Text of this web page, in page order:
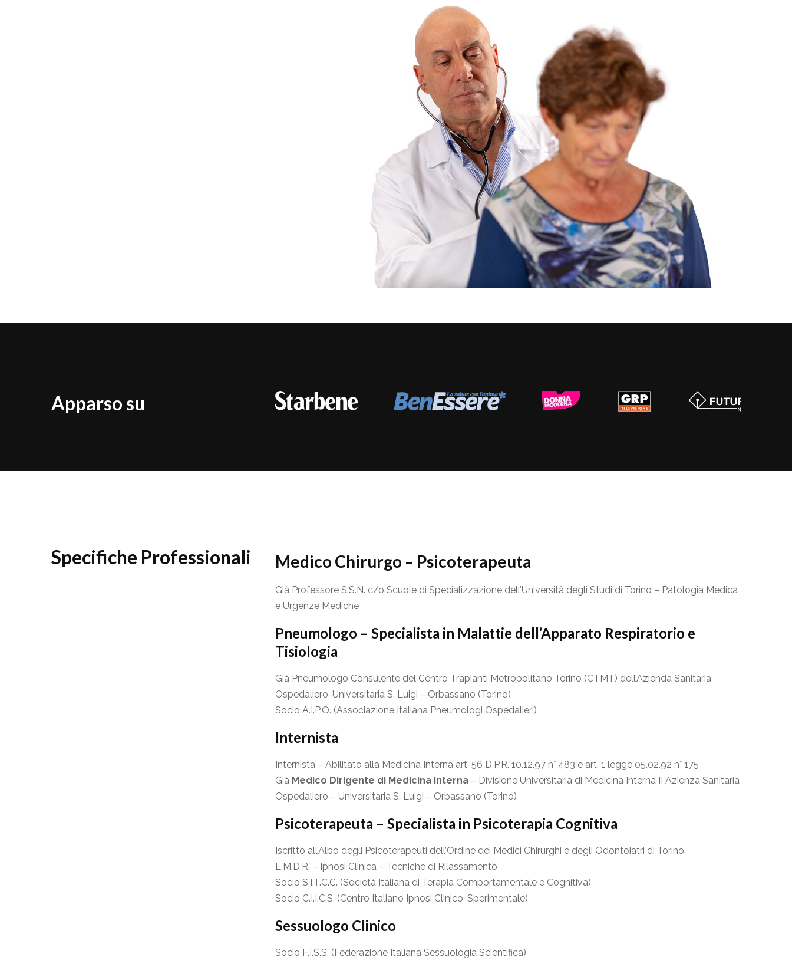
Apparso su
Medico Chirurgo – Psicoterapeuta
Già Professore S.S.N. c/o Scuole di Specializzazione dell’Università degli Studi di Torino – Patologia Medica
e Urgenze Mediche
Pneumologo – Specialista in Malattie dell’Apparato Respiratorio e
Tisiologia
Già Pneumologo Consulente del Centro Trapianti Metropolitano Torino (CTMT) dell’Azienda Sanitaria
Ospedaliero-Universitaria S. Luigi – Orbassano (Torino)
Socio A.I.P.O. (Associazione Italiana Pneumologi Ospedalieri)
Internista
Internista – Abilitato alla Medicina Interna art. 56 D.P.R. 10.12.97 n° 483 e art. 1 legge 05.02.92 n° 175
Già Medico Dirigente di Medicina Interna – Divisione Universitaria di Medicina Interna II Azienza Sanitaria
Ospedaliero – Universitaria S. Luigi – Orbassano (Torino)
Psicoterapeuta – Specialista in Psicoterapia Cognitiva
Iscritto all’Albo degli Psicoterapeuti dell’Ordine dei Medici Chirurghi e degli Odontoiatri di Torino
E.M.D.R. – Ipnosi Clinica – Tecniche di Rilassamento
Socio S.I.T.C.C. (Società Italiana di Terapia Comportamentale e Cognitiva)
Socio C.I.I.C.S. (Centro Italiano Ipnosi Clinico-Sperimentale)
Sessuologo Clinico
Socio F.I.S.S. (Federazione Italiana Sessuologia Scientifica)
Specifiche Professionali